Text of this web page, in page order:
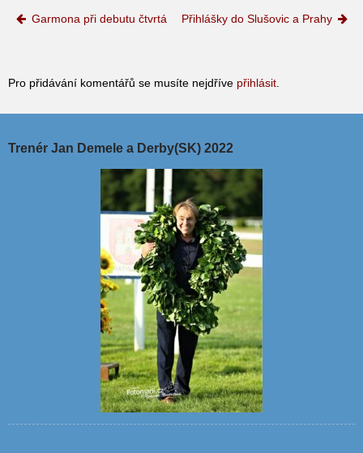
Post navigation
Garmona při debutu čtvrtá Přihlášky do Slušovic a Prahy
Pro přidávání komentářů se musíte nejdříve přihlásit
Trenér Jan Demele a Derby(SK) 2022